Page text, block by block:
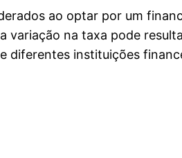
ao optar por um
na taxa pode
diferentes instituições